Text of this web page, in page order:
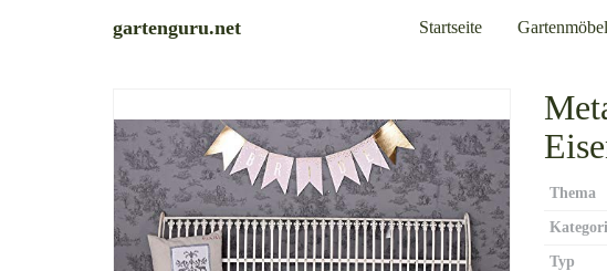
gartenguru.net Startseite Gartenmöbel
Thema
Typ